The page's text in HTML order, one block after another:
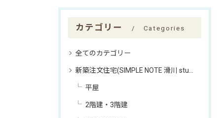
カテゴリー Categories
全てのカテゴリー
新築注文住宅(SIMPLE NOTE 滑川 studio)
平屋
2階建・3階建